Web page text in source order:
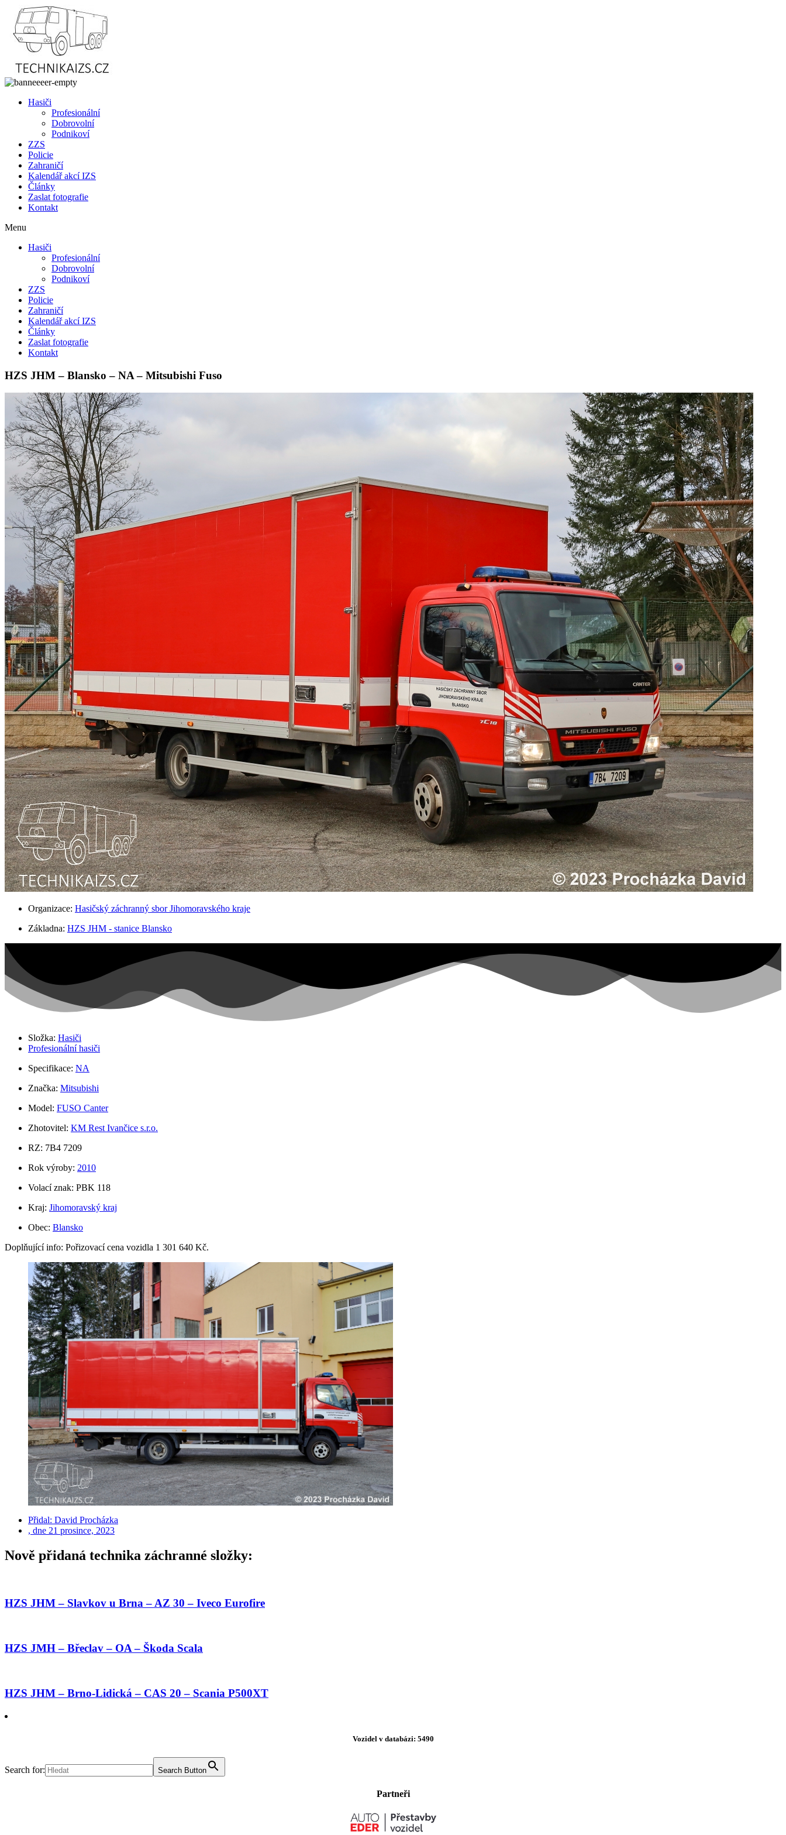
Přejít
obsahu
Hasiči
Profesionální
Dobrovolní
Podnikoví
ZZS
Policie
Zahraničí
Kalendář akcí IZS
Články
Zaslat fotografie
Kontakt
Menu
Hasiči
Profesionální
Dobrovolní
Podnikoví
ZZS
Policie
Zahraničí
Kalendář akcí IZS
Články
Zaslat fotografie
Kontakt
HZS JHM – Blansko – NA – Mitsubishi Fuso
Organizace: Hasičský záchranný sbor Jihomoravského kraje
Základna: HZS JHM - stanice Blansko
Složka: Hasiči
Profesionální hasiči
Specifikace: NA
Značka: Mitsubishi
Model: FUSO Canter
Zhotovitel: KM Rest Ivančice s.r.o.
RZ: 7B4 7209
Rok výroby: 2010
Volací znak: PBK 118
Kraj: Jihomoravský kraj
Obec: Blansko
Doplňující info: Pořizovací cena vozidla 1 301 640 Kč.
Přidal: David Procházka
, dne 21 prosince, 2023
Nově přidaná technika záchranné složky:
HZS JHM – Slavkov u Brna – AZ 30 – Iveco Eurofire
HZS JMH – Břeclav – OA – Škoda Scala
HZS JHM – Brno-Lidická – CAS 20 – Scania P500XT
Vozidel v databázi: 5490
Search for: Search Button
Partneři